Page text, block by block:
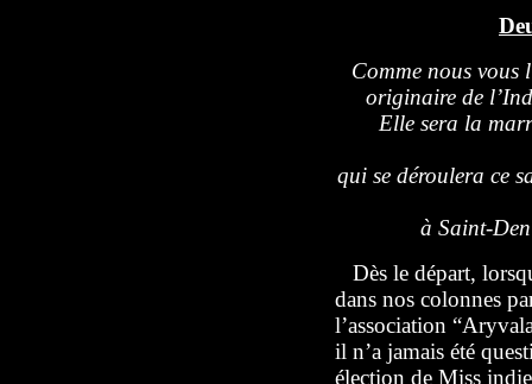
Comme nous
originaire de
Elle sera la
qui se déroulera ce
à Saint-
Dès le départ,
dans nos colonnes
l’association
il n’a jamais été
élection de Miss